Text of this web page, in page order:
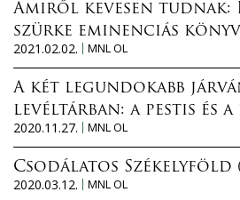
a
z
E
u
p
Amiről kevesen tudnak:
szürke eminenciás
2021.02.02.
MNL OL
A két legundokabb
levéltárban: a pestis és
2020.11.27.
MNL OL
Csodálatos Székelyföld
2020.03.12.
MNL OL